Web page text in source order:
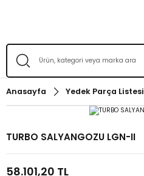
Anasayfa Yedek Parça Listesi
TURBO SALYANGOZU LGN-II
58.101,20 TL